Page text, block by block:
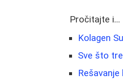
Pročitajte i...
Kolagen
Sve što